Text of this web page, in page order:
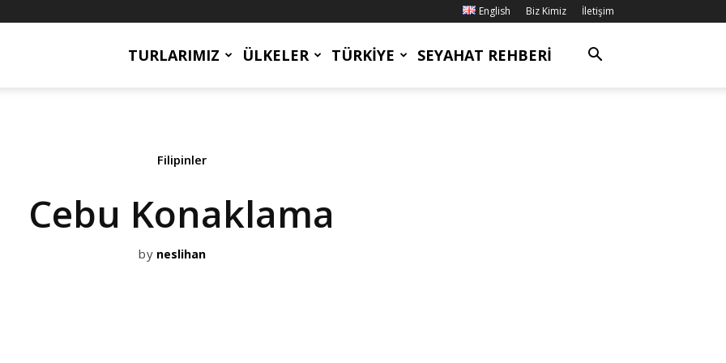
English Biz Kimiz İletişim
TURLARIMIZ ÜLKELER TÜRKIYE SEYAHAT REHBERI
Filipinler
Cebu Konaklama
by neslihan